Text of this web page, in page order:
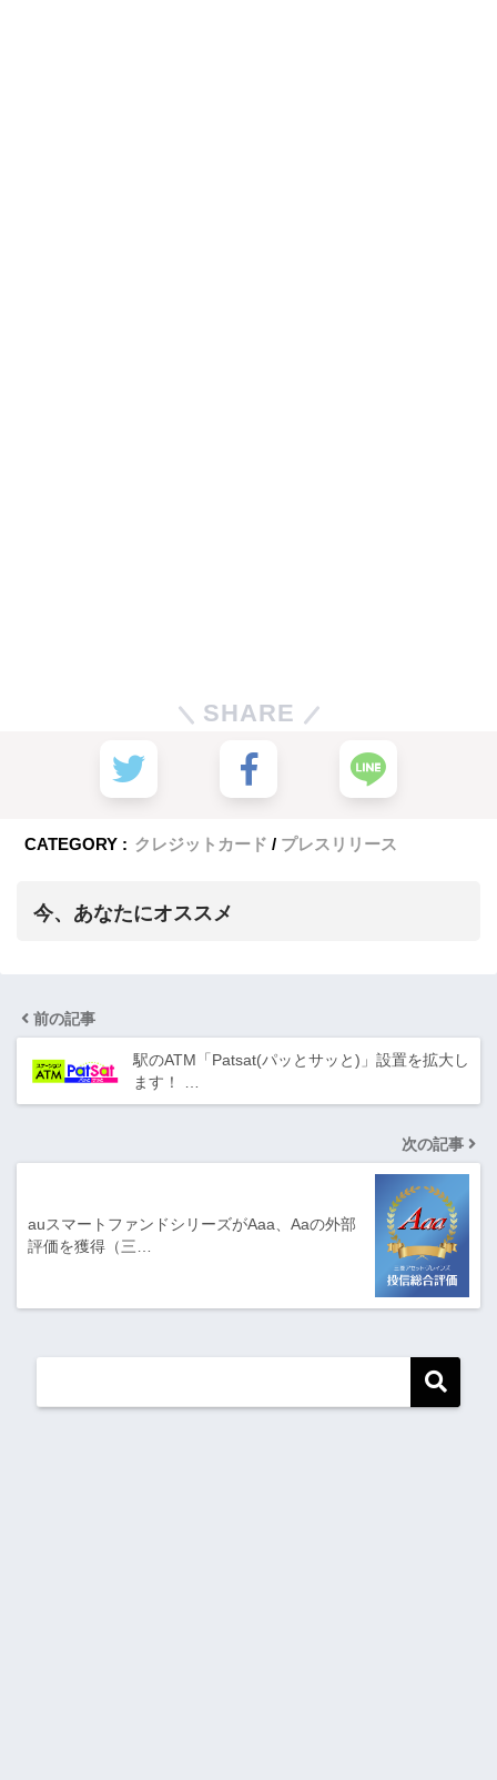
SHARE
CATEGORY : クレジットカード プレスリリース
今、あなたにオススメ
前の記事
駅のATM「Patsat(パッとサッと)」設置を拡大し
ます！ …
次の記事
auスマートファンドシリーズがAaa、Aaの外部
評価を獲得（三…